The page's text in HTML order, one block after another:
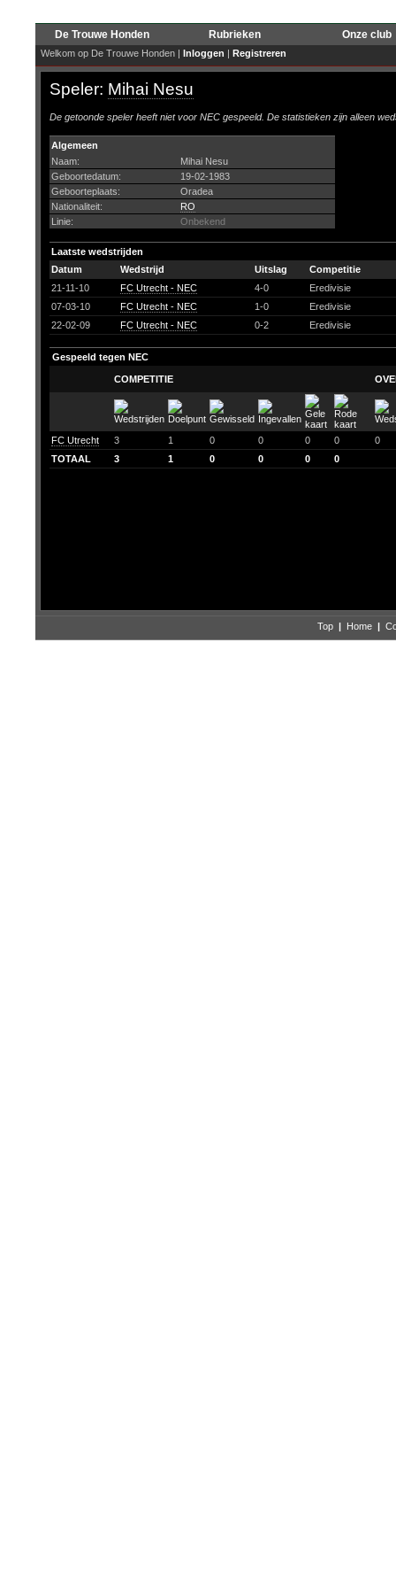
De Trouwe Honden Rubrieken Onze club
Welkom op De Trouwe Honden | Inloggen | Registreren
Speler: Mihai Nesu
De getoonde speler heeft niet voor NEC gespeeld. De statistieken zijn alleen
Algemeen
Naam:
Mihai Nesu
Geboortedatum:
19-02-1983
Geboorteplaats:
Oradea
Nationaliteit:
RO
Linie:
Onbekend
Laatste wedstrijden
Datum
Wedstrijd Uitslag
Competitie
21-11-10
FC Utrecht - NEC 4-0
Eredivisie
07-03-10
FC Utrecht - NEC 1-0
Eredivisie
22-02-09
FC Utrecht - NEC 0-2 Eredivisie
Gespeeld tegen NEC
COMPETITIE
FC Utrecht 3 1 0 0 0 0
0
TOTAAL
3 1 0 0 0 0
Top | Home |